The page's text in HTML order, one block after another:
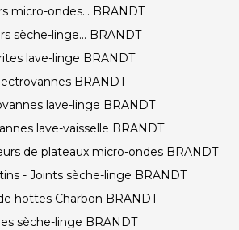
micro-ondes... BRANDT
sèche-linge... BRANDT
lave-linge BRANDT
BRANDT
lave-linge BRANDT
lave-vaisselle BRANDT
de plateaux micro-ondes BRANDT
- Joints sèche-linge BRANDT
hottes Charbon BRANDT
sèche-linge BRANDT